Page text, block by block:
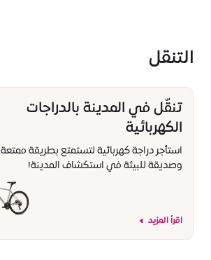
التنقل
تنقّل في المدينة بالدراجات
الكهربائية
استأجر دراجة كهربائية لتستمتع بطريقة ممتعة
وصديقة للبيئة في استكشاف المدينة!
اقرأ المزيد